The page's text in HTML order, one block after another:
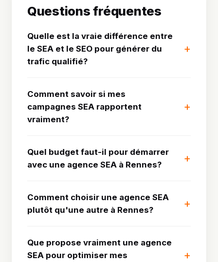
Questions fréquentes
Quelle est la vraie différence entre
le SEA et le SEO pour générer du
trafic qualifié?
Comment savoir si mes
campagnes SEA rapportent
vraiment?
Quel budget faut-il pour démarrer
avec une agence SEA à Rennes?
Comment choisir une agence SEA
plutôt qu'une autre à Rennes?
Que propose vraiment une agence
SEA pour optimiser mes